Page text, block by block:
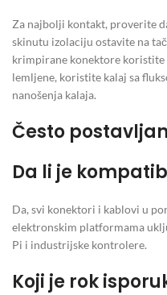
Za najbolji kontakt, proverite
skinutu izolaciju ostavite na
krimpirane konektore koristite
lemljene, koristite kalaj sa
nanošenja kalaja.
Često
Da li je
Da, svi konektori i kablovi u
elektronskim platformama
Pi i industrijske kontrolere.
Koji je rok